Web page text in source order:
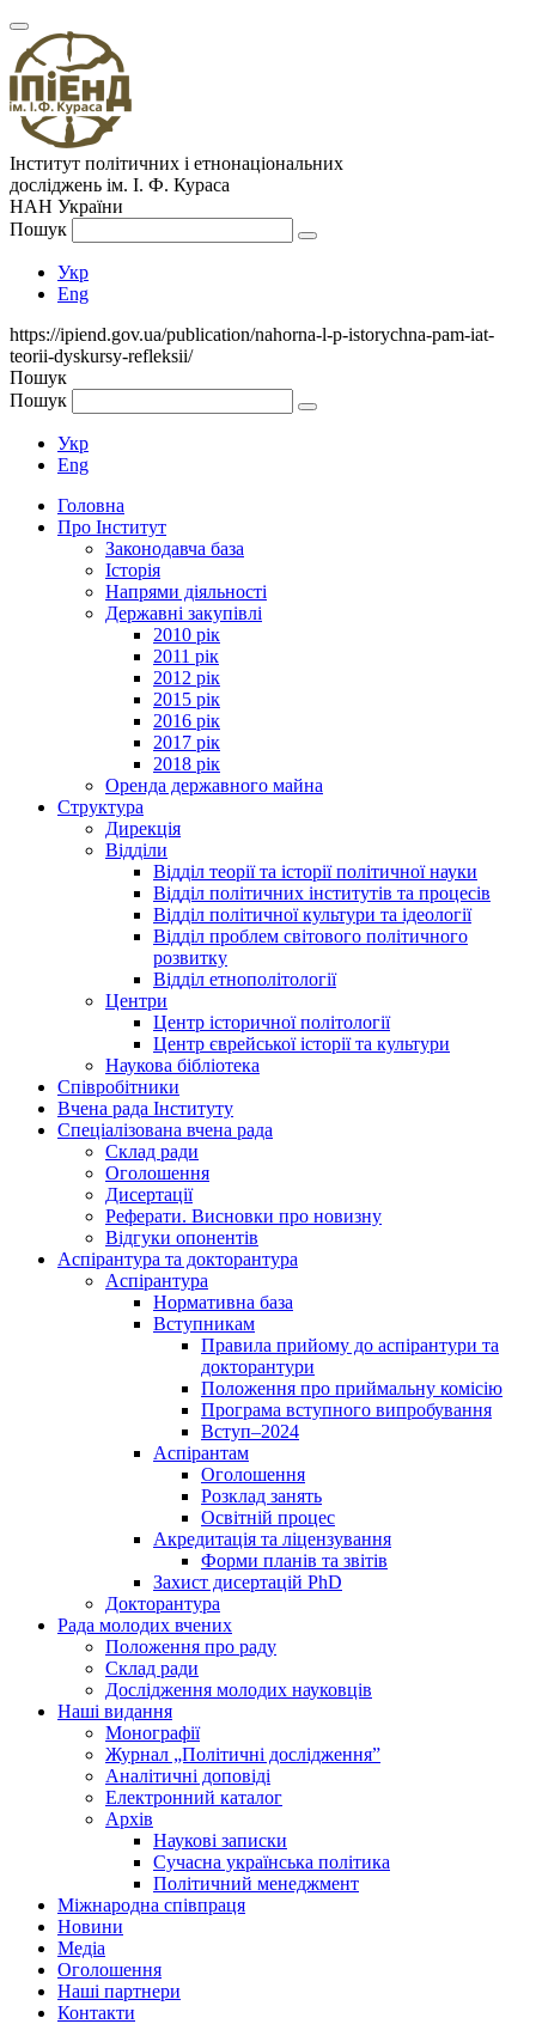
Інститут політичних і етнонаціональних
досліджень ім. І. Ф. Кураса
НАН України
Пошук
Укр
Eng
https://ipiend.gov.ua/publication/nahorna-l-p-istorychna-pam-iat-
teorii-dyskursy-refleksii/
Пошук
Пошук
Укр
Eng
Головна
Про Інститут
Законодавча база
Історія
Напрями діяльності
Державні закупівлі
2010 рік
2011 рік
2012 рік
2015 рік
2016 рік
2017 рік
2018 рік
Оренда державного майна
Структура
Дирекція
Відділи
Відділ теорії та історії політичної науки
Відділ політичних інститутів та процесів
Відділ політичної культури та ідеології
Відділ проблем світового політичного
розвитку
Відділ етнополітології
Центри
Центр історичної політології
Центр єврейської історії та культури
Наукова бібліотека
Співробітники
Вчена рада Інституту
Спеціалізована вчена рада
Склад ради
Оголошення
Дисертації
Реферати. Висновки про новизну
Відгуки опонентів
Аспірантура та докторантура
Аспірантура
Нормативна база
Вступникам
Правила прийому до аспірантури та
докторантури
Положення про приймальну комісію
Програма вступного випробування
Вступ–2024
Аспірантам
Оголошення
Розклад занять
Освітній процес
Акредитація та ліцензування
Форми планів та звітів
Захист дисертацій PhD
Докторантура
Рада молодих вчених
Положення про раду
Склад ради
Дослідження молодих науковців
Наші видання
Монографії
Журнал „Політичні дослідження”
Аналітичні доповіді
Електронний каталог
Архів
Наукові записки
Сучасна українська політика
Політичний менеджмент
Міжнародна співпраця
Новини
Медіa
Оголошення
Наші партнери
Контакти